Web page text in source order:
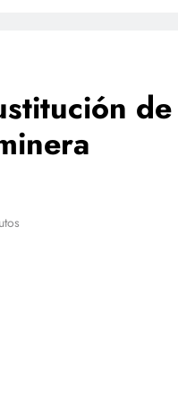
de